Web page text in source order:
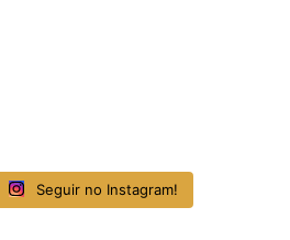
Seguir no Instagram!